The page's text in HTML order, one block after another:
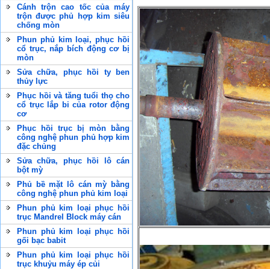
Cánh trộn cao tốc của máy
trộn được phủ hợp kim siêu
chống mòn
Phun phủ kim loại, phục hồi
cổ trục, nắp bích động cơ bị
mòn
Sửa chữa, phục hồi ty ben
thủy lực
Phục hồi và tăng tuổi thọ cho
cổ trục lắp bi của rotor động
cơ
Phục hồi trục bị mòn bằng
công nghệ phun phủ hợp kim
đặc chủng
Sửa chữa, phục hồi lô cán
bột mỳ
Phủ bề mặt lô cán mỳ bằng
công nghệ phun phủ kim loại
Phun phủ kim loại phục hồi
trục Mandrel Block máy cán
Phun phủ kim loại phục hồi
gối bạc babit
Phun phủ kim loại phục hồi
trục khuỷu máy ép củi